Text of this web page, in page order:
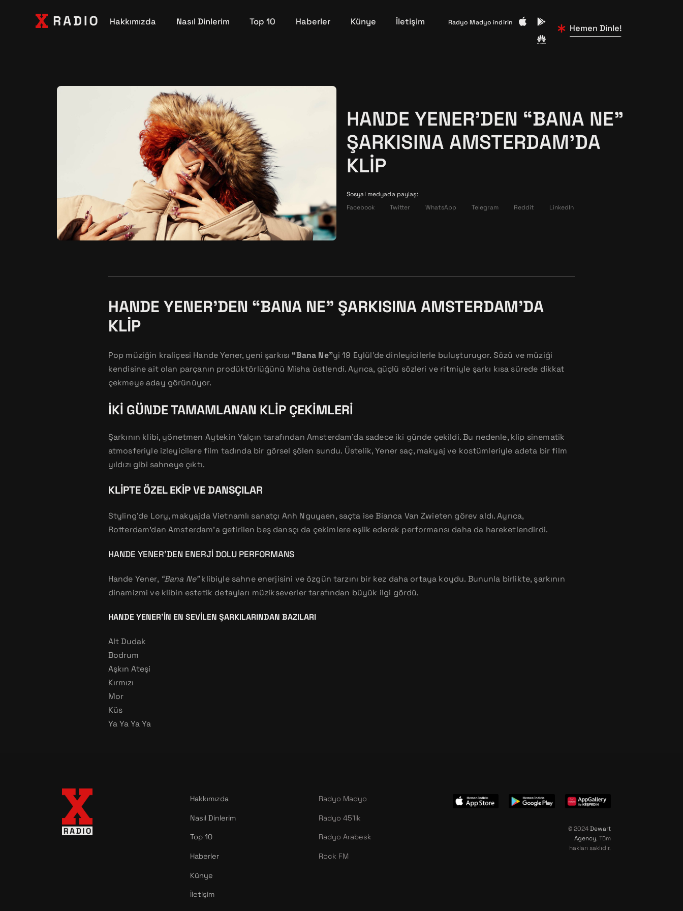
Hakkımızda Nasıl Dinlerim Top 10 Haberler Künye İletişim Radyo Madyo indirin
Hemen Dinle!
HANDE YENER’DEN “BANA NE”
ŞARKISINA AMSTERDAM’DA
KLIP
Sosyal medyada paylaş:
Facebook
Twitter WhatsApp Telegram Reddit LinkedIn
HANDE YENER’DEN “BANA NE” ŞARKISINA AMSTERDAM’DA
KLIP
Pop müziğin kraliçesi Hande Yener, yeni şarkısı “Bana Ne”yi 19 Eylül’de dinleyicilerle buluşturuyor. Sözü ve müziği
kendisine ait olan parçanın prodüktörlüğünü Misha üstlendi. Ayrıca, güçlü sözleri ve ritmiyle şarkı kısa sürede dikkat
çekmeye aday görünüyor.
İKI GÜNDE TAMAMLANAN KLIP ÇEKIMLERI
Şarkının klibi, yönetmen Aytekin Yalçın tarafından Amsterdam’da sadece iki günde çekildi. Bu nedenle, klip sinematik
atmosferiyle izleyicilere film tadında bir görsel şölen sundu. Üstelik, Yener saç, makyaj ve kostümleriyle adeta bir film
yıldızı gibi sahneye çıktı.
KLIPTE ÖZEL EKIP VE DANSÇILAR
Styling’de Lory, makyajda Vietnamlı sanatçı Anh Nguyaen, saçta ise Bianca Van Zwieten görev aldı. Ayrıca,
Rotterdam’dan Amsterdam’a getirilen beş dansçı da çekimlere eşlik ederek performansı daha da hareketlendirdi.
HANDE YENER’DEN ENERJI DOLU PERFORMANS
Hande Yener, “Bana Ne”klibiyle sahne enerjisini ve özgün tarzını bir kez daha ortaya koydu. Bununla birlikte, şarkının
dinamizmi ve klibin estetik detayları müzikseverler tarafından büyük ilgi gördü.
HANDE YENER’IN EN SEVILEN ŞARKILARINDAN BAZILARI
Alt Dudak
Bodrum
Aşkın Ateşi
Kırmızı
Mor
Küs
Ya Ya Ya Ya
Hakkımızda
Nasıl Dinlerim
Top 10
Haberler
Künye
İletişim
Radyo Madyo
Radyo 45’lik
Radyo Arabesk
Rock FM
© 2024 Dewart
Agency, Tüm
hakları saklıdır.